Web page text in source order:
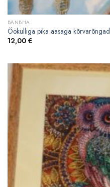
BANBHA
Öökulliga pika aasaga kõrvarõngad
12,00 €